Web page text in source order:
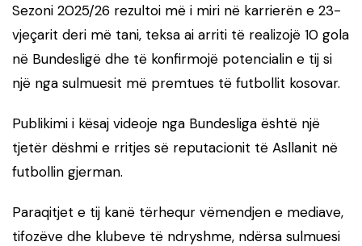
Sezoni 2025/26 rezultoi më i miri në karrierën e 23-
vjeçarit deri më tani, teksa ai arriti të realizojë 10 gola
në Bundesligë dhe të konfirmojë potencialin e tij si
një nga sulmuesit më premtues të futbollit kosovar.
Publikimi i kësaj videoje nga Bundesliga është një
tjetër dëshmi e rritjes së reputacionit të Asllanit në
futbollin gjerman.
Paraqitjet e tij kanë tërhequr vëmendjen e mediave,
tifozëve dhe klubeve të ndryshme, ndërsa sulmuesi